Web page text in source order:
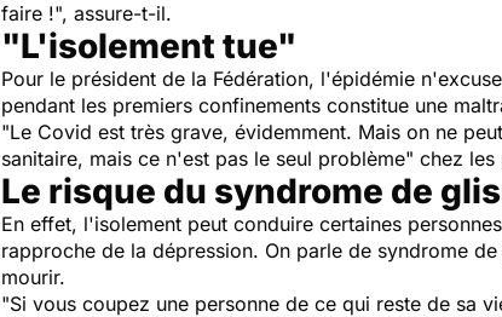
faire !", assure-t-il.
"L'isolement tue"
Pour le président de la Fédération, l'épidémie
pendant les premiers confinements constitue une
"Le Covid est très grave, évidemment. Mais on ne
sanitaire, mais ce n'est pas le seul problème" chez
Le risque du syndrome de
En effet, l'isolement peut conduire certaines
rapproche de la dépression. On parle de syndrome
mourir.
"Si vous coupez une personne de ce qui reste de sa